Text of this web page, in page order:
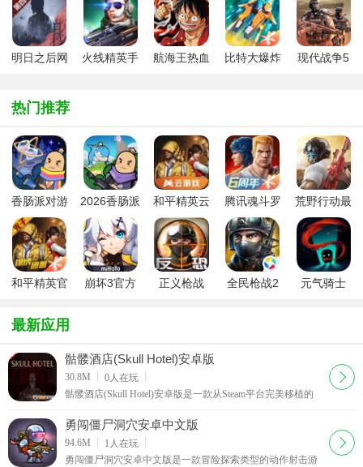
新版
明日之后网
火线精英手
航海王热血
比特大爆炸
现代战争5
热门推荐
香肠派对游
戏正版
2026香肠派
对手机免费
版
和平精英云
游戏秒玩
腾讯魂斗罗
归来下载
2026最新版
荒野行动最
新版
和平精英官
新版本
崩坏3官方
正义枪战
全民枪战2
元气骑士
最新应用
骷髅酒店(Skull Hotel)安卓版
30.8M 0人在玩
骷髅酒店(Skull Hotel)安卓版是一款从Steam平台完美移植的
法。游戏以废弃诡异的骷髅主题酒店为核心场景，
下载
勇闯僵尸洞穴安卓中文版
94.6M 1 人在玩
勇闯僵尸洞穴安卓中文版是一款冒险探索类型的动作射击游
下载